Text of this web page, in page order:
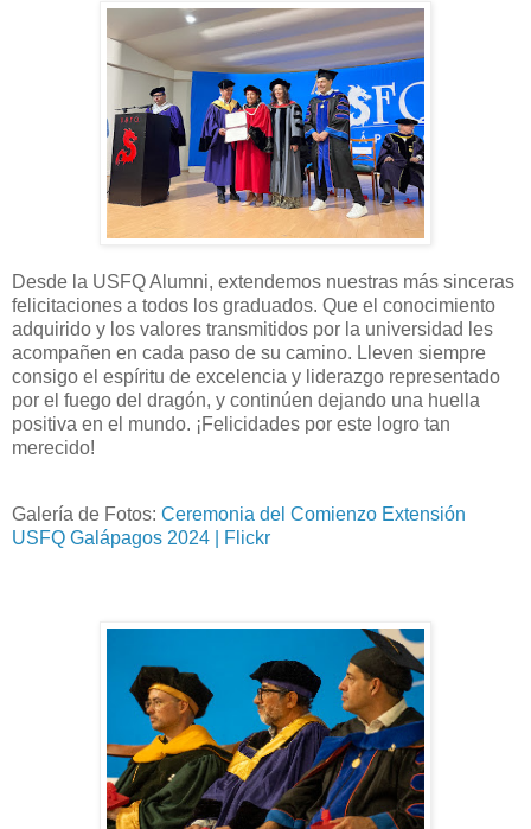
Desde la USFQ Alumni, extendemos nuestras más sinceras
felicitaciones a todos los graduados. Que el conocimiento
adquirido y los valores transmitidos por la universidad les
acompañen en cada paso de su camino. Lleven siempre
consigo el espíritu de excelencia y liderazgo representado
por el fuego del dragón, y continúen dejando una huella
positiva en el mundo. ¡Felicidades por este logro tan
merecido!
Galería de Fotos: Ceremonia del Comienzo Extensión
USFQ Galápagos 2024 | Flickr